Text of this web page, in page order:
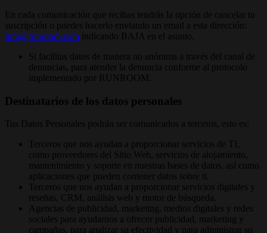
En cada comunicación que recibas tendrás la opción de cancelar tu
suscripción o puedes hacerlo enviando un email a esta dirección:
info@runroom.com indicando BAJA en el asunto.
Si facilitas datos de manera no anónima a través del canal de
denuncias, para atender la denuncia conforme al protocolo
implementado por RUNROOM.
Destinatarios de los datos personales
Tus Datos Personales podrán ser comunicados a terceros, esto es:
Terceros que nos ayudan a proporcionar servicios de TI,
como proveedores del Sitio Web, servicios de alojamiento,
mantenimiento y soporte en nuestras bases de datos, así como
aplicaciones que pueden contener datos sobre ti.
Terceros que nos ayudan a proporcionar servicios digitales y
reseñas, CRM, análisis web y motor de búsqueda.
Agencias de publicidad, marketing, medios digitales y redes
sociales para ayudarnos a ofrecer publicidad, marketing y
campañas, para analizar su efectividad y para administrar su